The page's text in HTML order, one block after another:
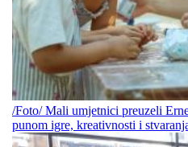
/Foto/ Mali umjetnici preuzeli
punom igre, kreativnosti i